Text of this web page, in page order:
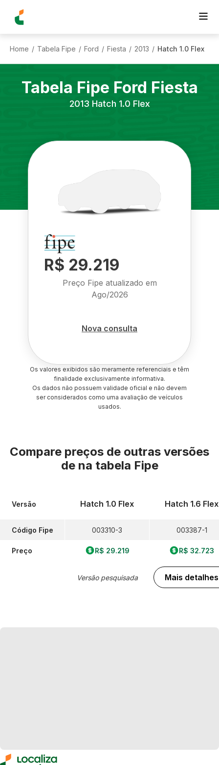
Home / Tabela Fipe / Ford / Fiesta / 2013 / Hatch 1.0 Flex
Tabela Fipe Ford Fiesta
2013 Hatch 1.0 Flex
R$ 29.219
Preço Fipe atualizado em
Ago/2026
Nova consulta
Os valores exibidos são meramente referenciais e têm
finalidade exclusivamente informativa.
Os dados não possuem validade oficial e não devem
ser considerados como uma avaliação de veículos
usados.
Compare preços de outras versões
de na tabela Fipe
Versão
Código Fipe
Preço
Hatch 1.0 Flex
003310-3
R$ 29.219
Versão pesquisada
Hatch 1.6 Flex
003387-1
R$ 32.723
Mais detalhes